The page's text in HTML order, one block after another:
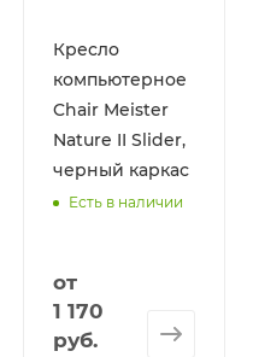
Кресло
компьютерное
Chair Meister
Nature II Slider,
черный каркас
Есть в наличии
от
1 170
руб.